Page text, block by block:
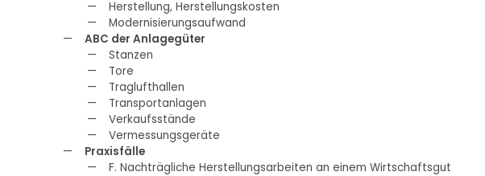
Herstellung, Herstellungskosten
Modernisierungsaufwand
ABC der Anlagegüter
Stanzen
Tore
Traglufthallen
Transportanlagen
Verkaufsstände
Vermessungsgeräte
Praxisfälle
F. Nachträgliche Herstellungsarbeiten an einem Wirtschaftsgut